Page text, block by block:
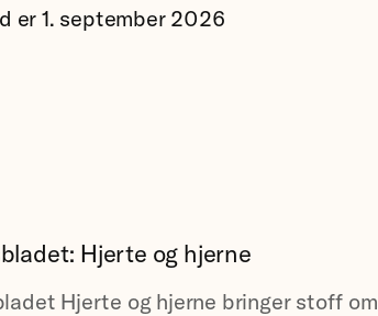
er 1. september 2026
Hjerte og hjerne
Hjerte og hjerne bringer stoff om